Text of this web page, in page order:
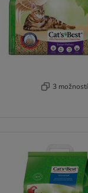
3 možností